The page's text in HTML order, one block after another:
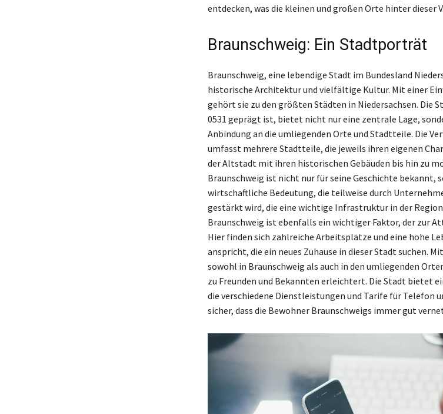
entdecken, was die kleinen und großen Orte hinter dieser
Braunschweig: Ein Stadtporträt
Braunschweig, eine lebendige Stadt im Bundesland
historische Architektur und vielfältige Kultur. Mit einer
gehört sie zu den größten Städten in Niedersachsen. Die
0531 geprägt ist, bietet nicht nur eine zentrale Lage,
Anbindung an die umliegenden Orte und Stadtteile. Die
umfasst mehrere Stadtteile, die jeweils ihren eigenen
der Altstadt mit ihren historischen Gebäuden bis hin zu
Braunschweig ist nicht nur für seine Geschichte bekannt,
wirtschaftliche Bedeutung, die teilweise durch
gestärkt wird, die eine wichtige Infrastruktur in der
Braunschweig ist ebenfalls ein wichtiger Faktor, der zur
Hier finden sich zahlreiche Arbeitsplätze und eine hohe
anspricht, die ein neues Zuhause in dieser Stadt suchen.
sowohl in Braunschweig als auch in den umliegenden
zu Freunden und Bekannten erleichtert. Die Stadt bietet
die verschiedene Dienstleistungen und Tarife für Telefon
sicher, dass die Bewohner Braunschweigs immer gut